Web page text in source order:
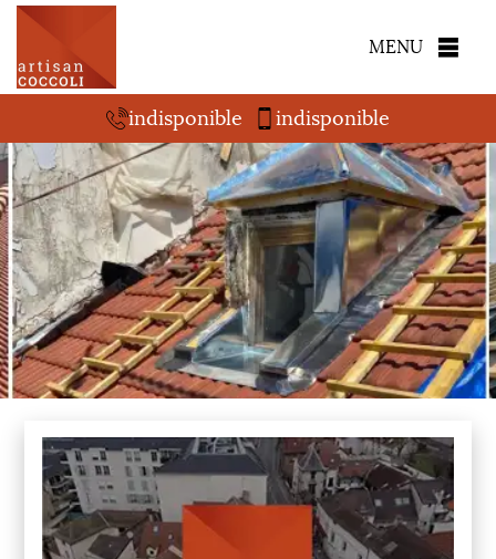
MENU
indisponible indisponible